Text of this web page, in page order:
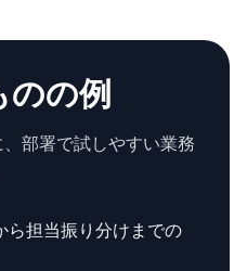
のの例
部署で試しやすい業務
ら担当振り分けまでの